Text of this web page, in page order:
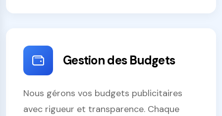
Gestion des Budgets
Nous gérons vos budgets publicitaires
avec rigueur et transparence. Chaque